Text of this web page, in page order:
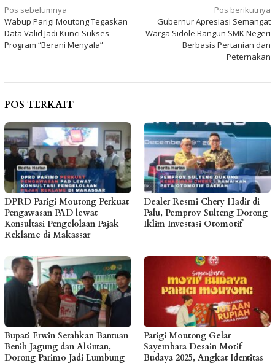
Navigasi
pos
Pos sebelumnya
Wabup Parigi Moutong Tegaskan
Data Valid Jadi Kunci Sukses
Program “Berani Menyala”
Pos berikutnya
Gubernur Apresiasi Semangat
Warga Sidole Bangun SMK Negeri
Berbasis Pertanian dan
Peternakan
POS TERKAIT
DPRD Parigi Moutong Perkuat
Pengawasan PAD lewat
Konsultasi Pengelolaan Pajak
Reklame di Makassar
Dealer Resmi Chery Hadir di
Palu, Pemprov Sulteng Dorong
Iklim Investasi Otomotif
Bupati Erwin Serahkan Bantuan
Benih Jagung dan Alsintan,
Dorong Parimo Jadi Lumbung
Parigi Moutong Gelar
Sayembara Desain Motif
Budaya 2025, Angkat Identitas